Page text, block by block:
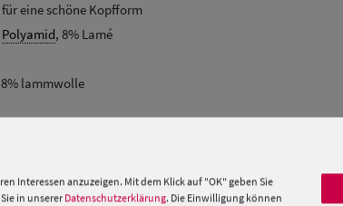
eine schöne Kopfform
Polyamid, 8% Lamé
lammwolle
Interessen anzuzeigen. Mit dem Klick auf "OK" geben Sie
in unserer Datenschutzerklärung. Die Einwilligung können